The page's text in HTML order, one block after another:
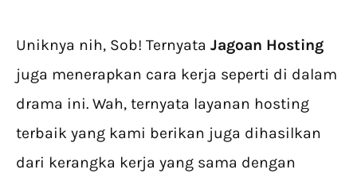
Uniknya nih, Sob! Ternyata Jagoan Hosting
juga menerapkan cara kerja seperti di dalam
drama ini. Wah, ternyata layanan hosting
terbaik yang kami berikan juga dihasilkan
dari kerangka kerja yang sama dengan